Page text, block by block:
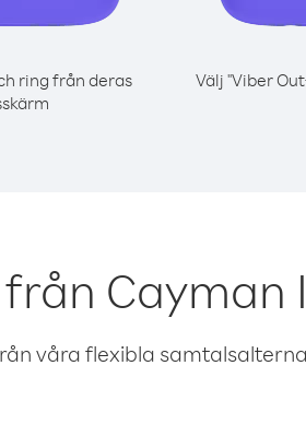
ring från deras
Välj "Viber
Cayman
våra flexibla